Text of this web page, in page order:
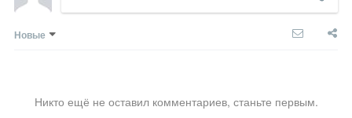
Новые
Никто ещё не оставил комментариев, станьте первым.